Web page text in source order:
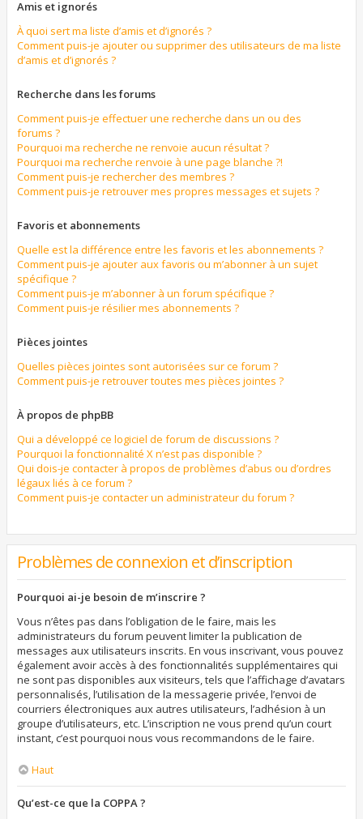
Amis et ignorés
À quoi sert ma liste d’amis et d’ignorés ?
Comment puis-je ajouter ou supprimer des utilisateurs de ma liste
d’amis et d’ignorés ?
Recherche dans les forums
Comment puis-je effectuer une recherche dans un ou des
forums ?
Pourquoi ma recherche ne renvoie aucun résultat ?
Pourquoi ma recherche renvoie à une page blanche ?!
Comment puis-je rechercher des membres ?
Comment puis-je retrouver mes propres messages et sujets ?
Favoris et abonnements
Quelle est la différence entre les favoris et les abonnements ?
Comment puis-je ajouter aux favoris ou m’abonner à un sujet
spécifique ?
Comment puis-je m’abonner à un forum spécifique ?
Comment puis-je résilier mes abonnements ?
Pièces jointes
Quelles pièces jointes sont autorisées sur ce forum ?
Comment puis-je retrouver toutes mes pièces jointes ?
À propos de phpBB
Qui a développé ce logiciel de forum de discussions ?
Pourquoi la fonctionnalité X n’est pas disponible ?
Qui dois-je contacter à propos de problèmes d’abus ou d’ordres
légaux liés à ce forum ?
Comment puis-je contacter un administrateur du forum ?
Problèmes de connexion et d’inscription
Pourquoi ai-je besoin de m’inscrire ?
Vous n’êtes pas dans l’obligation de le faire, mais les
administrateurs du forum peuvent limiter la publication de
messages aux utilisateurs inscrits. En vous inscrivant, vous pouvez
également avoir accès à des fonctionnalités supplémentaires qui
ne sont pas disponibles aux visiteurs, tels que l’affichage d’avatars
personnalisés, l’utilisation de la messagerie privée, l’envoi de
courriers électroniques aux autres utilisateurs, l’adhésion à un
groupe d’utilisateurs, etc. L’inscription ne vous prend qu’un court
instant, c’est pourquoi nous vous recommandons de le faire.
Haut
Qu’est-ce que la COPPA ?